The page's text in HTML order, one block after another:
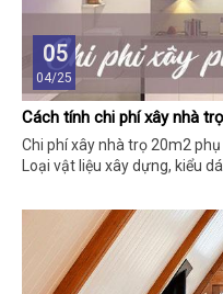
05
04/25
Cách tính chi phí xây nhà
Chi phí xây nhà trọ 20m2
Loại vật liệu xây dựng, kiểu